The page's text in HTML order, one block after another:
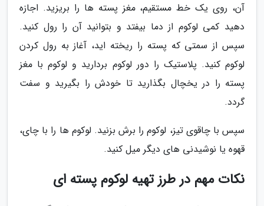
آن، روی یک خط مستقیم، مغز پسته ها را بریزید. اجازه
دهید کمی لوکوم از دما بیفتد و بتوانید آن را رول کنید.
سپس از سمتی که پسته را ریخته اید، آغاز به رول کردن
لوکوم کنید. پلاستیک را دور لوکوم بردارید و لوکوم با مغز
پسته را در یخچال بگذارید تا خودش را بگیرید و سفت
گردد.
سپس با چاقوی تیز، لوکوم را برش بزنید. لوکوم ها را با چای،
قهوه یا نوشیدنی های دیگر میل کنید.
نکات مهم در طرز تهیه لوکوم پسته ای